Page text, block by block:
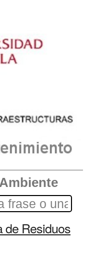
de Residuos